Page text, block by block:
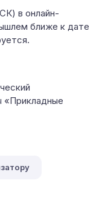
в онлайн-
ближе к дате
«Прикладные